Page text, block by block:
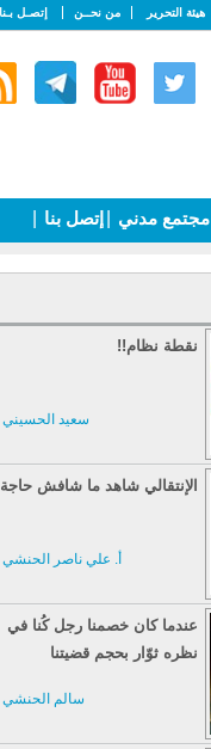
هيئة التحرير من نحــن إتصـل بـنا
مجتمع مدني إتصل بنا
نقطة نظام!!
سعيد الحسيني
الإنتقالي شاهد ما شافش حاجة
أ. علي ناصر الحنشي
عندما كان خصمنا رجل كُنا في
نظره ثوّار بحجم قضيتنا
سالم الحنشي